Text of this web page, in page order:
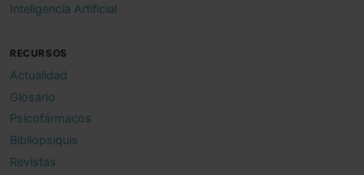
Inteligencia Artificial
RECURSOS
Actualidad
Glosario
Psicofármacos
Bibliopsiquis
Revistas